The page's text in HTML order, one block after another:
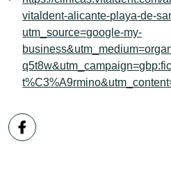
vitaldent-alicante-playa-de-
utm_source=google-my-